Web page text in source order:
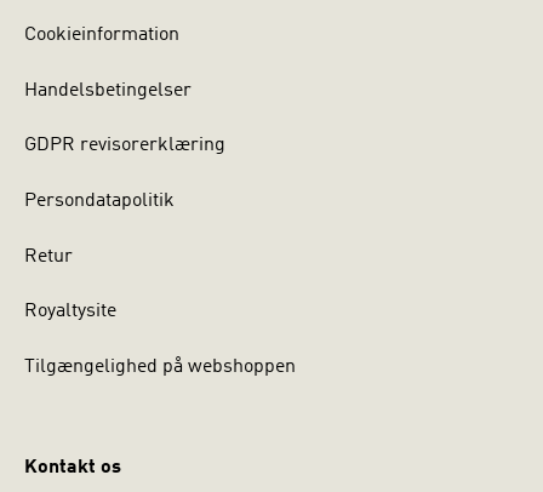
Cookieinformation
Handelsbetingelser
GDPR revisorerklæring
Persondatapolitik
Retur
Royaltysite
Tilgængelighed på webshoppen
Kontakt os